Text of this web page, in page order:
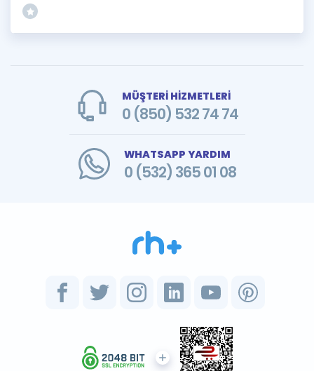
MÜŞTERİ HİZMETLERİ
0 (850) 532 74 74
WHATSAPP YARDIM
0 (532) 365 01 08